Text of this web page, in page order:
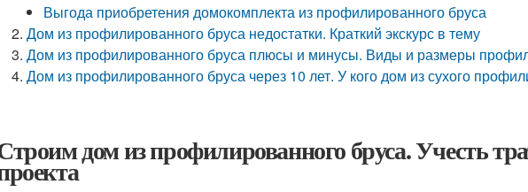
Выгода приобретения домокомплекта из профилированного бруса
Дом из профилированного бруса недостатки. Краткий экскурс в тему
Дом из профилированного бруса плюсы и минусы. Виды и размеры
Дом из профилированного бруса через 10 лет. У кого дом из сухого
дом из профилированного бруса. Учесть